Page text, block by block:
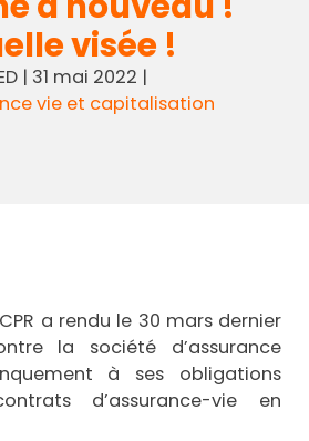
visée !
| 31 mai 2022 |
vie et capitalisation
a rendu le 30 mars dernier
la société d’assurance
à ses obligations
d’assurance-vie en